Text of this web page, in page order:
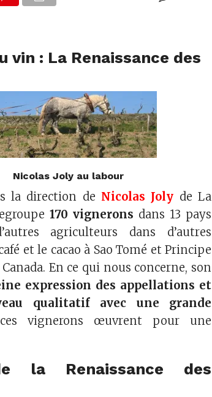
vin : La Renaissance des
Joly au labour
la direction de Nicolas Joly de La
170 vignerons dans 13 pays
agriculteurs dans d’autres
et le cacao à Sao Tomé et Principe
En ce qui nous concerne, son
expression des appellations et
qualitatif avec une grande
vignerons œuvrent pour une
la Renaissance des